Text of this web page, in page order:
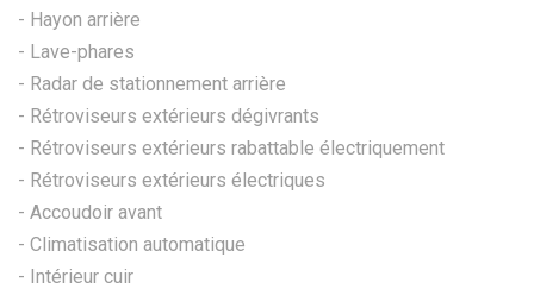
- Hayon arrière
- Lave-phares
- Radar de stationnement arrière
- Rétroviseurs extérieurs dégivrants
- Rétroviseurs extérieurs rabattable électriquement
- Rétroviseurs extérieurs électriques
- Accoudoir avant
- Climatisation automatique
- Intérieur cuir